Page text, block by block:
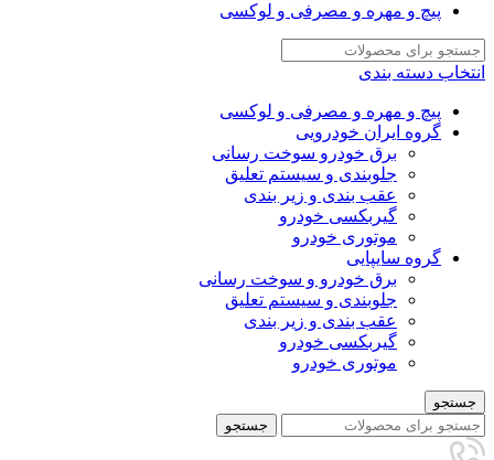
پیچ و مهره و مصرفی و لوکسی
انتخاب دسته بندی
پیچ و مهره و مصرفی و لوکسی
گروه ایران خودرویی
برق خودرو سوخت رسانی
جلوبندی و سیستم تعلیق
عقب بندی و زیر بندی
گیربکسی خودرو
موتوری خودرو
گروه سایپایی
برق خودرو و سوخت رسانی
جلوبندی و سیستم تعلیق
عقب بندی و زیر بندی
گیربکسی خودرو
موتوری خودرو
جستجو
جستجو